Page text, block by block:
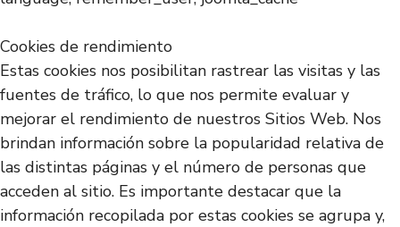
Cookies de rendimiento
Estas cookies nos posibilitan rastrear las visitas y las
fuentes de tráfico, lo que nos permite evaluar y
mejorar el rendimiento de nuestros Sitios Web. Nos
brindan información sobre la popularidad relativa de
las distintas páginas y el número de personas que
acceden al sitio. Es importante destacar que la
información recopilada por estas cookies se agrupa y,